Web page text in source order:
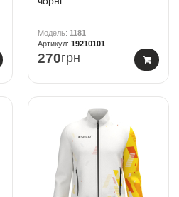
1181
19210101
270грн